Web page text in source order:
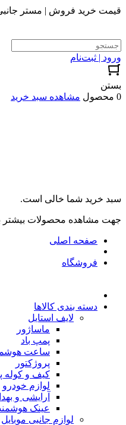
قیمت خرید فروش | مستر
ورود | ثبت‌نام
بستن
0 محصول
مشاهده سبد خرید
سبد خرید شما خالی است.
جهت مشاهده محصولات بیشتر
صفحه اصلی
فروشگاه
دسته بندی کالاها
لایف استایل
ماساژور
پمپ باد
ساعت
پروژکتور
کیف و کوله
لوازم خودرو
آرایشی و
عینک
لوازم جانبی موبایل